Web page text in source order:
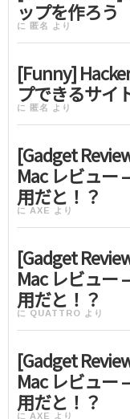
ップを作ろう
に 匿名 より
[Funny]
プできるサイ
に 匿名 より
[Gadget
Mac レビュー
用だと！？
に AXE より
[Gadget
Mac レビュー
用だと！？
に QUATTRO より
[Gadget
Mac レビュー
用だと！？
に AXE より